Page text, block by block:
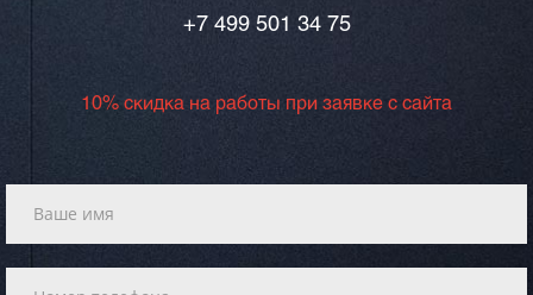
+7 499 501 34 75
10% скидка на работы при заявке с сайта